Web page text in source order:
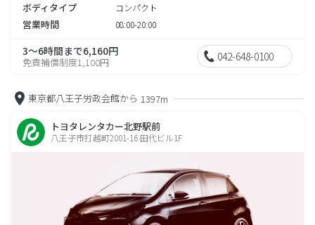
ボディタイプ コンパクト
営業時間 08:00-20:00
3～6時間まで6,160円
免責補償制度1,100円 042-648-0100
東京都八王子労政会館から 1397m
トヨタレンタカー北野駅前
八王子市打越町2001-16 田代ビル1F